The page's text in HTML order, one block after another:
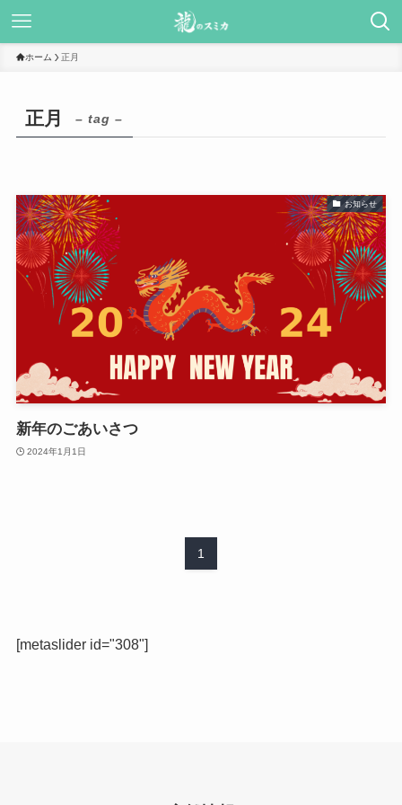
ホーム 正月
正月 – tag –
お知らせ
新年のごあいさつ
2024年1月1日
1
[metaslider id="308"]